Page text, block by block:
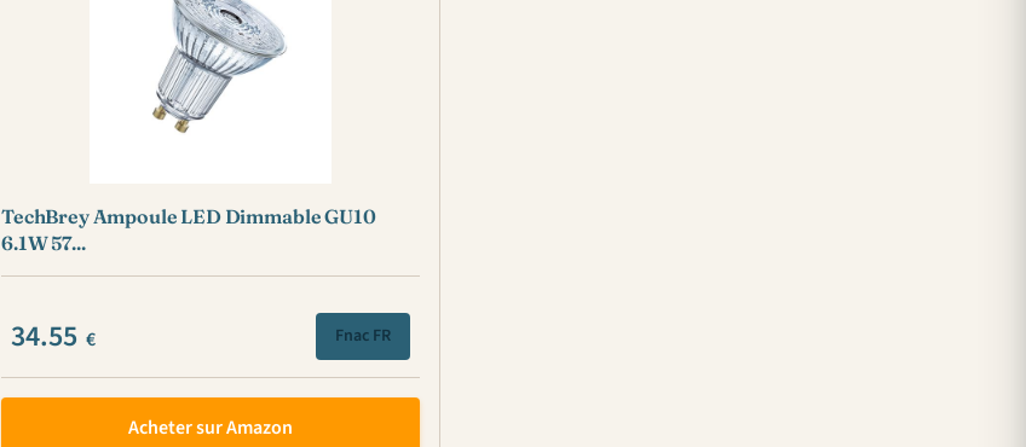
TechBrey Ampoule LED Dimmable GU10
6.1W 57...
34.55 € Fnac FR
Acheter sur Amazon